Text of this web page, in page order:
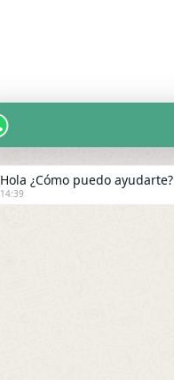
Hola ¿Cómo puedo ayudarte?
14:39